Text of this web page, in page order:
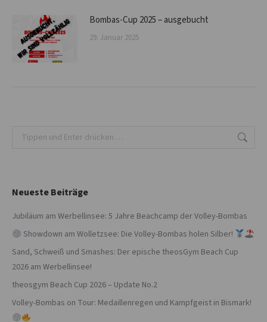
Bombas-Cup 2025 – ausgebucht
29. Januar 2025
Search:
Neueste Beiträge
Jubiläum am Werbellinsee: 5 Jahre Beachcamp der Volley-Bombas
Showdown am Wolletzsee: Die Volley-Bombas holen Silber!
Sand, Schweiß und Smashes: Der epische theosGym Beach Cup
2026 am Werbellinsee!
theosgym Beach Cup 2026 – Update No.2
Volley-Bombas on Tour: Medaillenregen und Kampfgeist in Bismark!